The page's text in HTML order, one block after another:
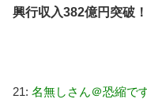
興行収入382億円突破！
21: 名無しさん＠恐縮で